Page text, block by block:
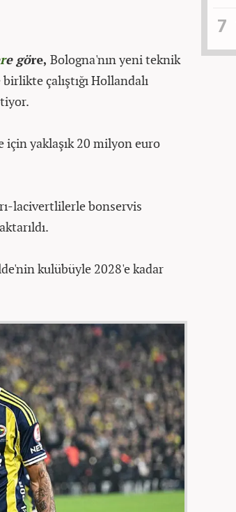
e göre, Bologna'nın yeni teknik
çalıştığı Hollandalı
için yaklaşık 20 milyon euro
lacivertlilerle bonservis
kulübüyle 2028'e kadar